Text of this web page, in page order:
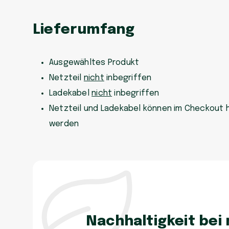
Lieferumfang
Ausgewähltes Produkt
Netzteil nicht inbegriffen
Ladekabelnicht inbegriffen
Netzteil und Ladekabel können im Checkout
werden
Nachhaltigkeit bei